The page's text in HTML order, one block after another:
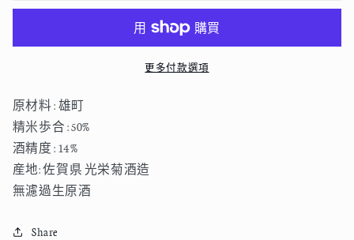
KOUEIGIKU
町
量
減
少
KOUEIGIKU
町
720ml更多付款選項
原材料 : 雄町
精米歩合 : 50%
酒精度 : 14%
産地: 佐賀県 光栄菊酒造
無濾過生原酒
Share